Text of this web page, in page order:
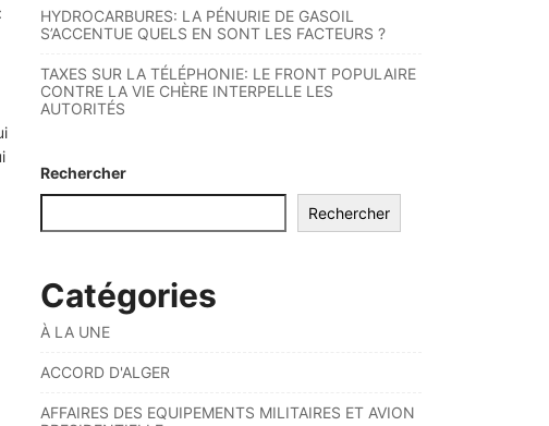
HYDROCARBURES: LA PÉNURIE DE GASOIL
S’ACCENTUE QUELS EN SONT LES FACTEURS ?
TAXES SUR LA TÉLÉPHONIE: LE FRONT POPULAIRE
CONTRE LA VIE CHÈRE INTERPELLE LES
AUTORITÉS
Rechercher
Rechercher
Catégories
À LA UNE
ACCORD D'ALGER
AFFAIRES DES EQUIPEMENTS MILITAIRES ET AVION